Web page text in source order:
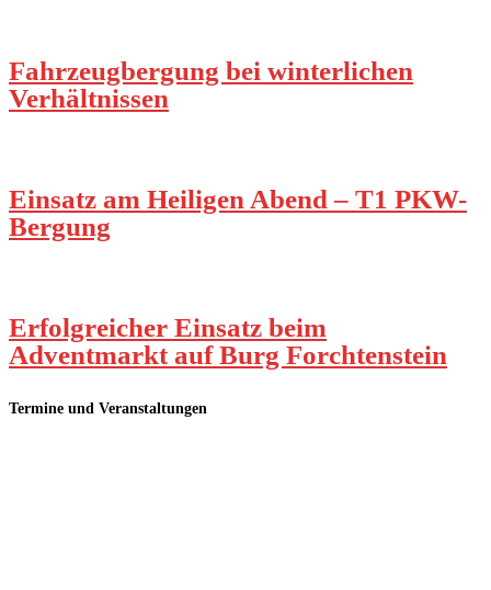
Fahrzeugbergung bei winterlichen
Verhältnissen
Einsatz am Heiligen Abend – T1 PKW-
Bergung
Erfolgreicher Einsatz beim
Adventmarkt auf Burg Forchtenstein
Termine und Veranstaltungen